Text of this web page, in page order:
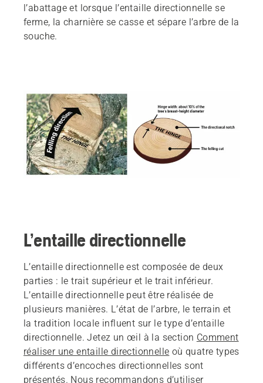
l’abattage et lorsque l’entaille directionnelle se
ferme, la charnière se casse et sépare l’arbre de la
souche.
L’entaille directionnelle
L’entaille directionnelle est composée de deux
parties : le trait supérieur et le trait inférieur.
L’entaille directionnelle peut être réalisée de
plusieurs manières. L’état de l’arbre, le terrain et
la tradition locale influent sur le type d’entaille
directionnelle. Jetez un œil à la section Comment
réaliser une entaille directionnelle où quatre types
différents d’encoches directionnelles sont
présentés. Nous recommandons d’utiliser